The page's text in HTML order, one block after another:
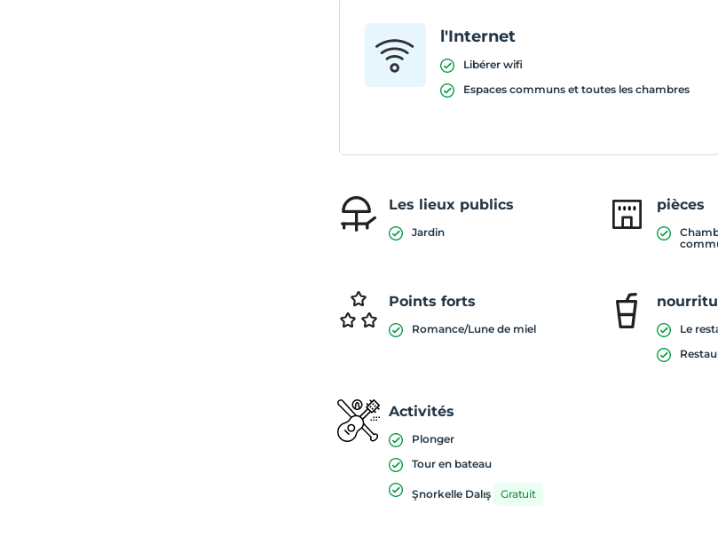
l'Internet
Libérer wifi
Espaces communs et toutes les chambres
Les lieux publics
Jardin
pièces
Points forts
Romance/Lune de miel
Le
Activités
Plonger
Tour en bateau
Şnorkelle Dalış Gratuit